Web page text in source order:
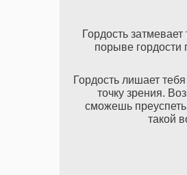
Гордость
порыве
Гордость лишает
точку зрения.
сможешь
такой